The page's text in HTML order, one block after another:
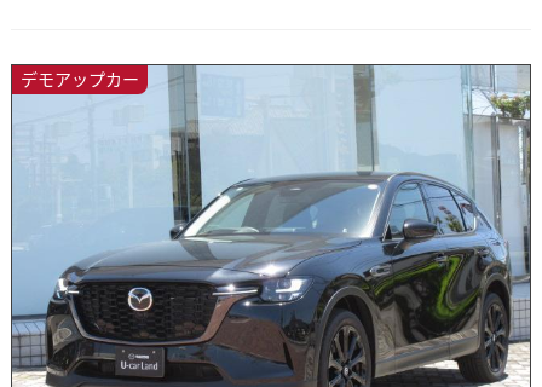
デモアップカー